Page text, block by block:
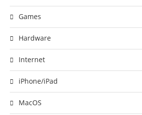
Games
Hardware
Internet
iPhone/iPad
MacOS